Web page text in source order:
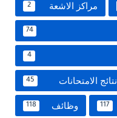
مراكز الاشعة 2
74
4
نتائج الامتحانات 45
117 وظائف 118